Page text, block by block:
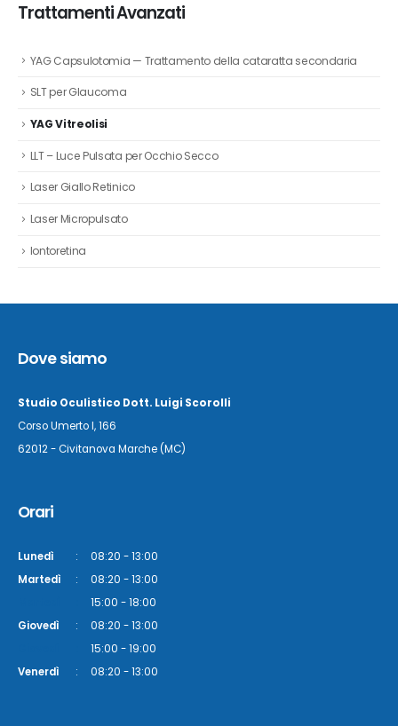
Trattamenti Avanzati
YAG Capsulotomia — Trattamento della cataratta secondaria
SLT per Glaucoma
YAG Vitreolisi
LLT – Luce Pulsata per Occhio Secco
Laser Giallo Retinico
Laser Micropulsato
Iontoretina
Dove siamo
Studio Oculistico Dott. Luigi Scorolli
Corso Umerto I, 166
62012 - Civitanova Marche (MC)
Orari
Lunedì :
08:20 - 13:00
Martedì
:
08:20 - 13:00
15:00 - 18:00
Giovedì
:
08:20 - 13:00
15:00 - 19:00
Venerdì
: 08:20 - 13:00